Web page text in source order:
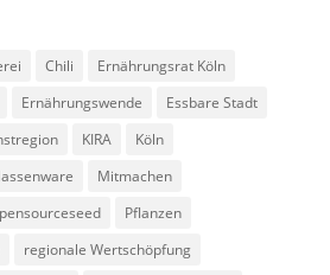
Chili
Ernährungsrat Köln
Ernährungswende
Essbare Stadt
KIRA
Köln
Mitmachen
Pflanzen
regionale Wertschöpfung